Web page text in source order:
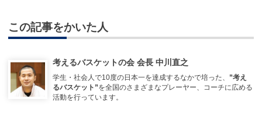
この記事をかいた人
考えるバスケットの会 会長 中川直之
学生・社会人で10度の日本一を達成するなかで培った、 ”考え
るバスケット”を全国のさまざまなプレーヤー、コーチに広める
活動を行っています。